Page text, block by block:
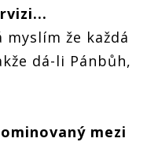
myslím že každá
dá-li Pánbůh,
mezi